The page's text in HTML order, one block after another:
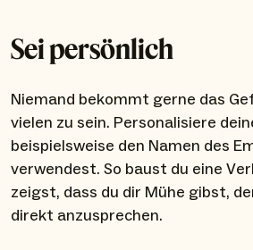
Sei persönlich
Niemand bekommt gerne das
vielen zu sein. Personalisiere
beispielsweise den Namen des
verwendest. So baust du eine
zeigst, dass du dir Mühe gibst,
direkt anzusprechen.